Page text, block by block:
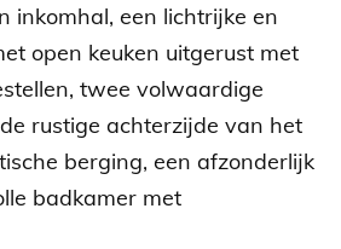
inkomhal, een lichtrijke en
open keuken uitgerust met
twee volwaardige
rustige achterzijde van het
berging, een afzonderlijk
badkamer met